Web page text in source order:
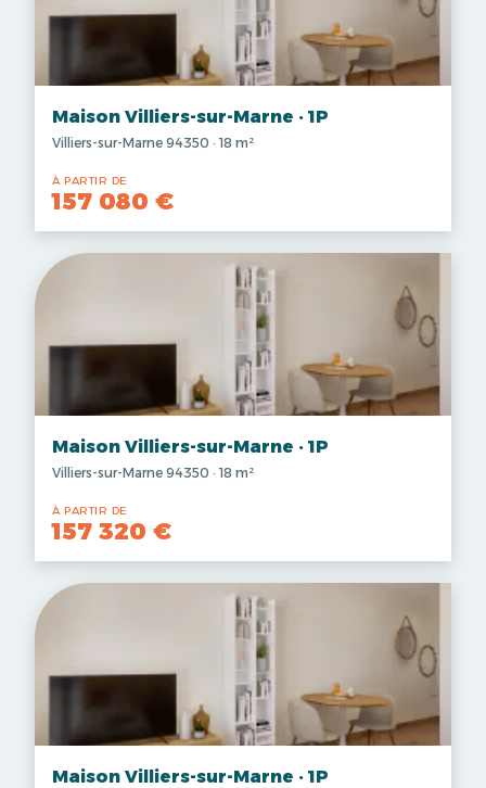
Maison Villiers-sur-Marne · 1P
Villiers-sur-Marne 94350 · 18 m²
À PARTIR DE
157 080 €
Maison Villiers-sur-Marne · 1P
Villiers-sur-Marne 94350 · 18 m²
À PARTIR DE
157 320 €
Maison Villiers-sur-Marne · 1P